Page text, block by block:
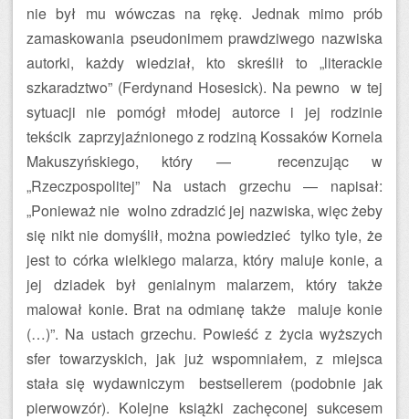
nie był mu wówczas na rękę. Jednak mimo prób
zamaskowania pseudonimem prawdziwego nazwiska
autorki, każdy wiedział, kto skreślił to „literackie
szkaradztwo” (Ferdynand Hosesick). Na pewno w tej
sytuacji nie pomógł młodej autorce i jej rodzinie
tekścik zaprzyjaźnionego z rodziną Kossaków Kornela
Makuszyńskiego, który — recenzując w
„Rzeczpospolitej” Na ustach grzechu — napisał:
„Ponieważ nie wolno zdradzić jej nazwiska, więc żeby
się nikt nie domyślił, można powiedzieć tylko tyle, że
jest to córka wielkiego malarza, który maluje konie, a
jej dziadek był genialnym malarzem, który także
malował konie. Brat na odmianę także maluje konie
(…)”. Na ustach grzechu. Powieść z życia wyższych
sfer towarzyskich, jak już wspomniałem, z miejsca
stała się wydawniczym bestsellerem (podobnie jak
pierwowzór). Kolejne książki zachęconej sukcesem